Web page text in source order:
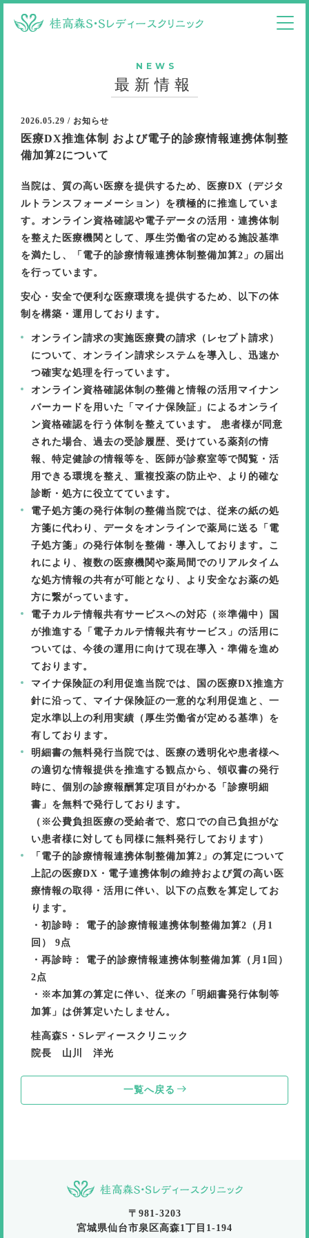
NEWS
最新情報
2026.05.29 / お知らせ
医療DX推進体制 および電子的診療情報連携体制整
備加算2について
当院は、質の高い医療を提供するため、医療DX（デジタ
ルトランスフォーメーション）を積極的に推進していま
す。オンライン資格確認や電子データの活用・連携体制
を整えた医療機関として、厚生労働省の定める施設基準
を満たし、「電子的診療情報連携体制整備加算2」の届出
を行っています。
安心・安全で便利な医療環境を提供するため、以下の体
制を構築・運用しております。
オンライン請求の実施医療費の請求（レセプト請求）
について、オンライン請求システムを導入し、迅速か
つ確実な処理を行っています。
オンライン資格確認体制の整備と情報の活用 マイナン
バーカードを用いた「マイナ保険証」によるオンライ
ン資格確認を行う体制を整えています。 患者様が同意
された場合、過去の受診履歴、受けている薬剤の情
報、特定健診の情報等を、医師が診察室等で閲覧・活
用できる環境を整え、重複投薬の防止や、より的確な
診断・処方に役立てています。
電子処方箋の発行体制の整備当院では、従来の紙の処
方箋に代わり、データをオンラインで薬局に送る「電
子処方箋」の発行体制を整備・導入しております。こ
れにより、複数の医療機関や薬局間でのリアルタイム
な処方情報の共有が可能となり、より安全なお薬の処
方に繋がっています。
電子カルテ情報共有サービスへの対応（※準備中）
国
が推進する「電子カルテ情報共有サービス」の活用に
ついては、今後の運用に向けて現在導入・準備を進め
ております。
マイナ保険証の利用促進当院では、国の医療DX推進方
針に沿って、マイナ保険証の一意的な利用促進と、一
定水準以上の利用実績（厚生労働省が定める基準）を
有しております。
明細書の無料発行当院では、医療の透明化や患者様へ
の適切な情報提供を推進する観点から、領収書の発行
時に、個別の診療報酬算定項目がわかる「診療明細
書」を無料で発行しております。
（※公費負担医療の受給者で、窓口での自己負担がな
い患者様に対しても同様に無料発行しております）
「電子的診療情報連携体制整備加算2」の算定について
上記の医療DX・電子連携体制の維持および質の高い医
療情報の取得・活用に伴い、以下の点数を算定してお
ります。
・初診時： 電子的診療情報連携体制整備加算2（月1
回） 9点
・再診時： 電子的診療情報連携体制整備加算（月1回）
2点
・※本加算の算定に伴い、従来の「明細書発行体制等
加算」は併算定いたしません。
桂高森S・Sレディースクリニック
院長 山川 洋光
一覧へ戻る
〒981-3203
宮城県仙台市泉区高森1丁目1-194